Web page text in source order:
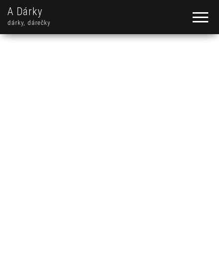
A Dárky
dárky, dárečky